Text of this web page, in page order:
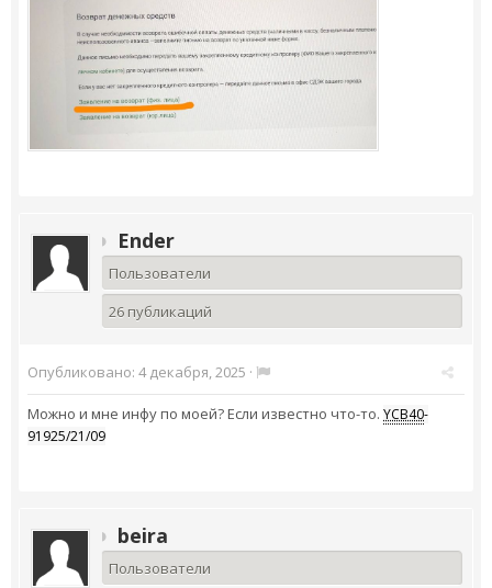
Ender
Пользователи
26 публикаций
Опубликовано: 4 декабря, 2025 ·
Можно и мне инфу по моей? Если известно что-то. YCB40-
91925/21/09
beira
Пользователи